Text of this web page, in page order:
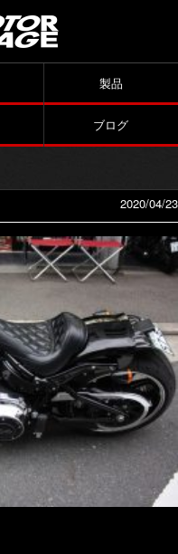
製品
ブログ
2020/04/23